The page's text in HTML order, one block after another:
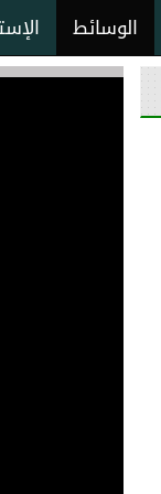
الوسائط